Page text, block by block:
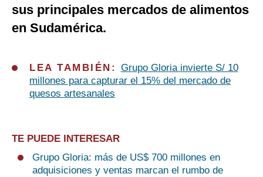
sus principales mercados de alimentos
en Sudamérica.
LEA TAMBIÉN: Grupo Gloria invierte S/ 10
millones para capturar el 15% del mercado de
quesos artesanales
TE PUEDE INTERESAR
Grupo Gloria: más de US$ 700 millones en
adquisiciones y ventas marcan el rumbo de